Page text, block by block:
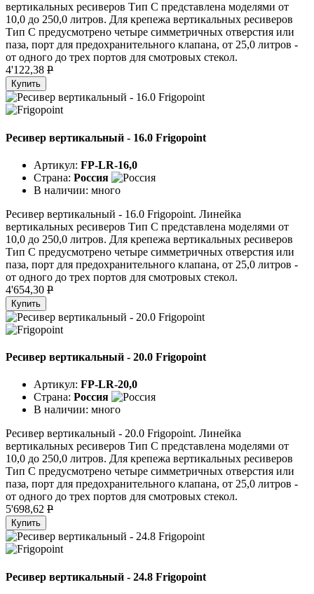
вертикальных ресиверов Тип C представлена моделями от
10,0 до 250,0 литров. Для крепежа вертикальных ресиверов
Тип C предусмотрено четыре симметричных отверстия или
паза, порт для предохранительного клапана, от 25,0 литров -
от одного до трех портов для смотровых стекол.
4'122,38 P
Купить
Ресивер вертикальный - 16.0 Frigopoint
Артикул: FP-LR-16,0
Страна: Россия
В наличии: много
Ресивер вертикальный - 16.0 Frigopoint. Линейка
вертикальных ресиверов Тип C представлена моделями от
10,0 до 250,0 литров. Для крепежа вертикальных ресиверов
Тип C предусмотрено четыре симметричных отверстия или
паза, порт для предохранительного клапана, от 25,0 литров -
от одного до трех портов для смотровых стекол.
4'654,30 P
Купить
Ресивер вертикальный - 20.0 Frigopoint
Артикул: FP-LR-20,0
Страна: Россия
В наличии: много
Ресивер вертикальный - 20.0 Frigopoint. Линейка
вертикальных ресиверов Тип C представлена моделями от
10,0 до 250,0 литров. Для крепежа вертикальных ресиверов
Тип C предусмотрено четыре симметричных отверстия или
паза, порт для предохранительного клапана, от 25,0 литров -
от одного до трех портов для смотровых стекол.
5'698,62 P
Купить
Ресивер вертикальный - 24.8 Frigopoint